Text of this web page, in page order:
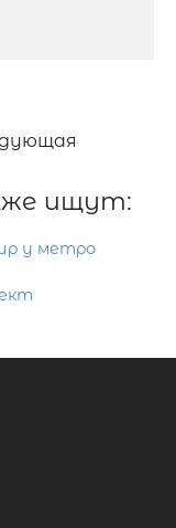
ищут:
у метро